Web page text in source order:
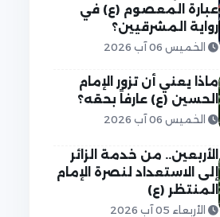
عبارة المعصوم (ع) في
رواية المشرقيين؟
الخميس 06 آب 2026
ماذا يعني أن تزور الإمام
الحسين (ع) عارفاً بحقه؟
الخميس 06 آب 2026
الأربعين.. من خدمة الزائر
إلى الاستعداد لنصرة الإمام
المنتظر (ع)
الأربعاء 05 آب 2026